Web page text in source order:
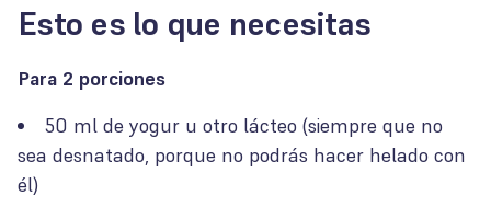
Esto es lo que necesitas
Para 2 porciones
50 ml de yogur u otro lácteo (siempre que no
sea desnatado, porque no podrás hacer helado con
él)